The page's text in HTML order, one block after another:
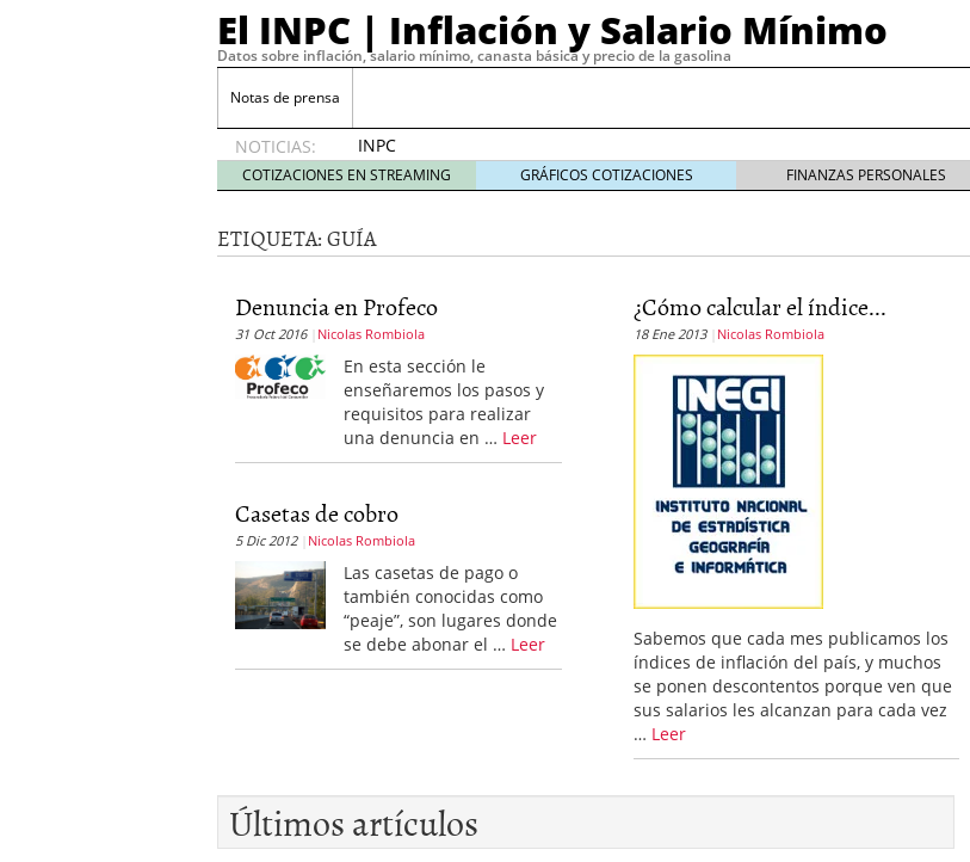
El INPC | Inflación y Salario Mínimo
Datos sobre inflación, salario mínimo, canasta básica y precio de la gasolina
Notas de prensa
NOTICIAS:
INPC
2019:
0.56% en
enero 9,
2020
Maximiza tu estrategia de email marketing con herramientas confiables y
gratuitas agosto 22, 2024
¿Por qué tu empresa necesita un buen software de nómina?
2023
Operar con CFD marzo 2, 2023
La volatilidad y sus cinco tipos
septiembre 15, 2022
septiembre 4, 2022
COTIZACIONES EN STREAMING GRÁFICOS COTIZACIONES FINANZAS PERSONALES
ETIQUETA:GUÍA
Denuncia en Profeco
31 Oct 2016 Nicolas Rombiola
En esta sección le
enseñaremos los pasos y
requisitos para realizar
una denuncia en … Leer
Casetas de cobro
5 Dic 2012 Nicolas Rombiola
Las casetas de pago o
también conocidas como
“peaje”, son lugares donde
se debe abonar el … Leer
¿Cómo calcular el índice...
18 Ene 2013 Nicolas Rombiola
Sabemos que cada mes publicamos los
índices de inflación del país, y muchos
se ponen descontentos porque ven que
sus salarios les alcanzan para cada vez
… Leer
Últimos artículos